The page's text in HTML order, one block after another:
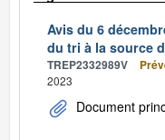
Avis du 6
du tri à la source
TREP2332989V
2023
Document